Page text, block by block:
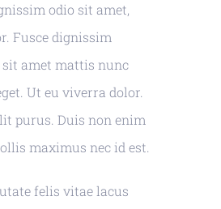
odio sit amet,
Fusce dignissim
sit amet mattis nunc
Ut eu viverra dolor.
purus. Duis non enim
maximus nec id est.
felis vitae lacus